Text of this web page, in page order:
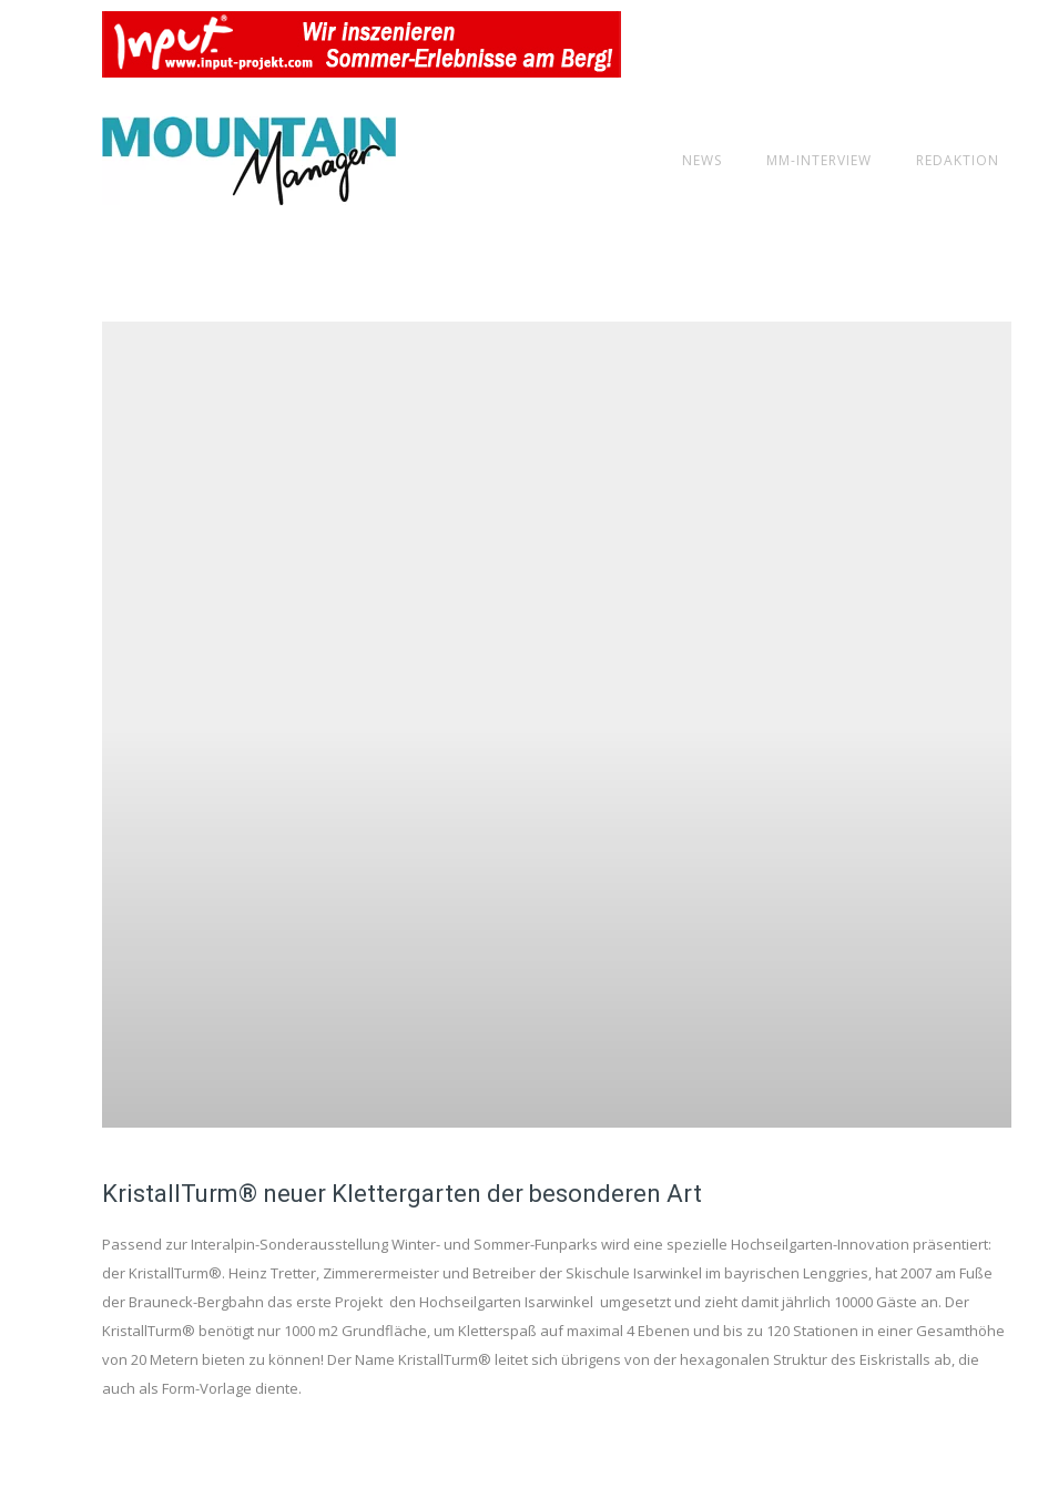
NEWS MM-INTERVIEW REDAKTION
KristallTurm® neuer Klettergarten der besonderen Art
Passend zur Interalpin-Sonderausstellung Winter- und Sommer-Funparks wird eine spezielle Hochseilgarten-Innovation präsentiert:
der KristallTurm®. Heinz Tretter, Zimmerermeister und Betreiber der Skischule Isarwinkel im bayrischen Lenggries, hat 2007 am Fuße
der Brauneck-Bergbahn das erste Projekt den Hochseilgarten Isarwinkel umgesetzt und zieht damit jährlich 10000 Gäste an. Der
KristallTurm® benötigt nur 1000 m2 Grundfläche, um Kletterspaß auf maximal 4 Ebenen und bis zu 120 Stationen in einer Gesamthöhe
von 20 Metern bieten zu können! Der Name KristallTurm® leitet sich übrigens von der hexagonalen Struktur des Eiskristalls ab, die
auch als Form-Vorlage diente.